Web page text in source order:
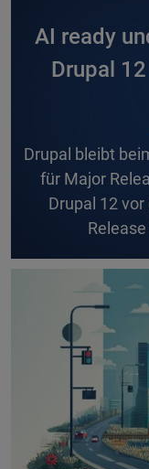
AI ready
Drupal
Drupal bleibt
für Major
Drupal 12